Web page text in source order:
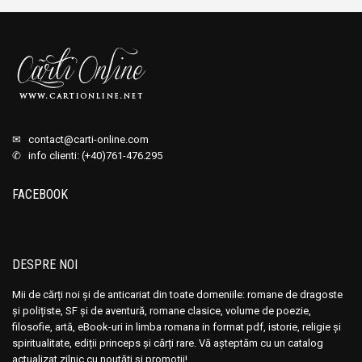
Pompiliu Tudoran
Puica Buhoci
Quintus Curtius Rufus
R. Kinjalov
Radu Florescu
Ralph Fox
Regis Boyer
Richard Bessiere
Richard Lewinsohn
Robert Cohen
Pompiliu Tudoran
Puica Buhoci
Quintus Curtius Rufus
R. Kinjalov
Radu Florescu
Ralph Fox
Regis Boyer
Richard Bessiere
Richard Lewinsohn
Robert Cohen
✉ contact@carti-online.com
✆ info clienti: (+40)761-476.295
FACEBOOK
DESPRE NOI
Mii de cărți noi și de anticariat din toate domeniile: romane de dragoste
și polițiste, SF și de aventură, romane clasice, volume de poezie,
filosofie, artă, eBook-uri in limba romana in format pdf, istorie, religie și
spiritualitate, ediții princeps și cărți rare. Vă așteptăm cu un catalog
actualizat zilnic cu noutăți și promoții!